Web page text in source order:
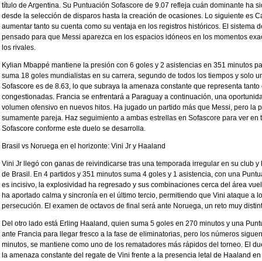
título de Argentina. Su Puntuación Sofascore de 9.07 refleja cuán dominante ha
desde la selección de disparos hasta la creación de ocasiones. Lo siguiente es
aumentar tanto su cuenta como su ventaja en los registros históricos. El sistema
pensado para que Messi aparezca en los espacios idóneos en los momentos
los rivales.
Kylian Mbappé mantiene la presión con 6 goles y 2 asistencias en 351 minutos
suma 18 goles mundialistas en su carrera, segundo de todos los tiempos y solo
Sofascore es de 8.63, lo que subraya la amenaza constante que representa
congestionadas. Francia se enfrentará a Paraguay a continuación, una
volumen ofensivo en nuevos hitos. Ha jugado un partido más que Messi, pero la
sumamente pareja. Haz seguimiento a ambas estrellas en Sofascore para ver
Sofascore conforme este duelo se desarrolla.
Brasil vs Noruega en el horizonte: Vini Jr y Haaland
Vini Jr llegó con ganas de reivindicarse tras una temporada irregular en su club
de Brasil. En 4 partidos y 351 minutos suma 4 goles y 1 asistencia, con una
es incisivo, la explosividad ha regresado y sus combinaciones cerca del área
ha aportado calma y sincronía en el último tercio, permitiendo que Vini ataque a
persecución. El examen de octavos de final será ante Noruega, un reto muy
Del otro lado está Erling Haaland, quien suma 5 goles en 270 minutos y una
ante Francia para llegar fresco a la fase de eliminatorias, pero los números
minutos, se mantiene como uno de los rematadores más rápidos del torneo. El
la amenaza constante del regate de Vini frente a la presencia letal de Haaland